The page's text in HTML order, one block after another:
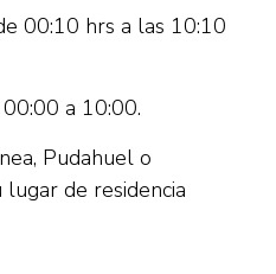
00:10 hrs a las 10:10
a 10:00.
Pudahuel o
lugar de residencia